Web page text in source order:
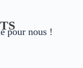
pour nous !